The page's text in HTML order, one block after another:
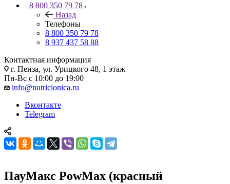
8 800 350 79 78
Назад
Телефоны
8 800 350 79 78
8 937 437 58 88
Контактная информация
г. Пенза, ул. Урицкого 48, 1 этаж
Пн-Вс с 10:00 до 19:00
info@nutricionica.ru
Вконтакте
Telegram
ПауМакс PowMax (красный